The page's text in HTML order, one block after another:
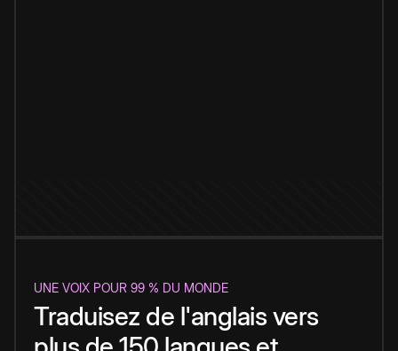
UNE VOIX POUR 99 % DU MONDE
Traduisez de l'anglais vers